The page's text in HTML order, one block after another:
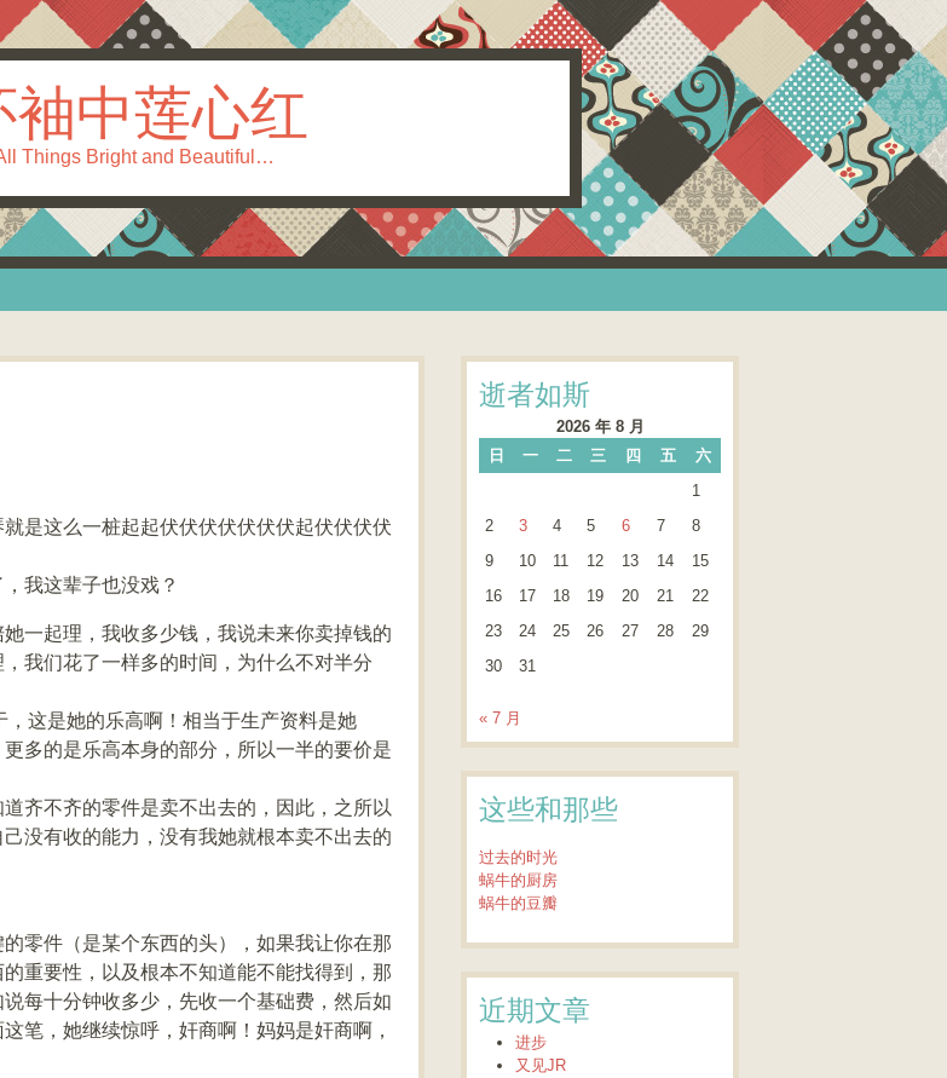
袖中莲心红
Things Bright and Beautiful…
是这么一桩起起伏伏伏伏伏伏伏起伏伏伏伏
我这辈子也没戏？
一起理，我收多少钱，我说未来你卖掉钱的
我们花了一样多的时间，为什么不对半分
这是她的乐高啊！相当于生产资料是她
多的是乐高本身的部分，所以一半的要价是
齐不齐的零件是卖不出去的，因此，之所以
没有收的能力，没有我她就根本卖不出去的
零件（是某个东西的头），如果我让你在那
重要性，以及根本不知道能不能找得到，那
每十分钟收多少，先收一个基础费，然后如
笔，她继续惊呼，奸商啊！妈妈是奸商啊，
逝者如斯
2026 年 8 月
日
一 二 三 四 五
六
1
2
3 4 5 6 7
8
9
10 11 12 13 14
15
16
17 18 19 20 21
22
23
24 25 26 27 28
29
30
31
« 7 月
这些和那些
过去的时光
蜗牛的厨房
蜗牛的豆瓣
近期文章
进步
又见JR